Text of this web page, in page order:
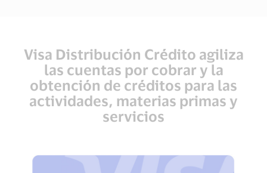
Visa Distribución Crédito agiliza
las cuentas por cobrar y la
obtención de créditos para las
actividades, materias primas y
servicios